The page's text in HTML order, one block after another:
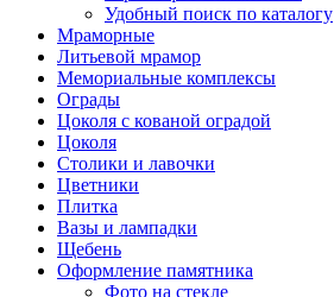
Удобный поиск по каталогу
Мраморные
Литьевой мрамор
Мемориальные комплексы
Ограды
Цоколя с кованой оградой
Цоколя
Столики и лавочки
Цветники
Плитка
Вазы и лампадки
Щебень
Оформление памятника
Фото на стекле